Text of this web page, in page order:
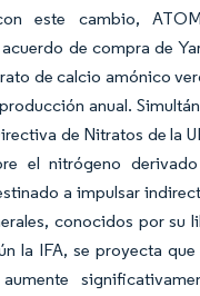
este cambio,
de compra de
de calcio amónico
anual.
de Nitratos de la
el nitrógeno
a impulsar
conocidos por su
la IFA, se proyecta